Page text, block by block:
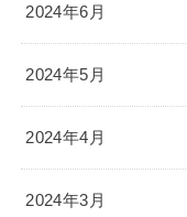
2024年6月
2024年5月
2024年4月
2024年3月